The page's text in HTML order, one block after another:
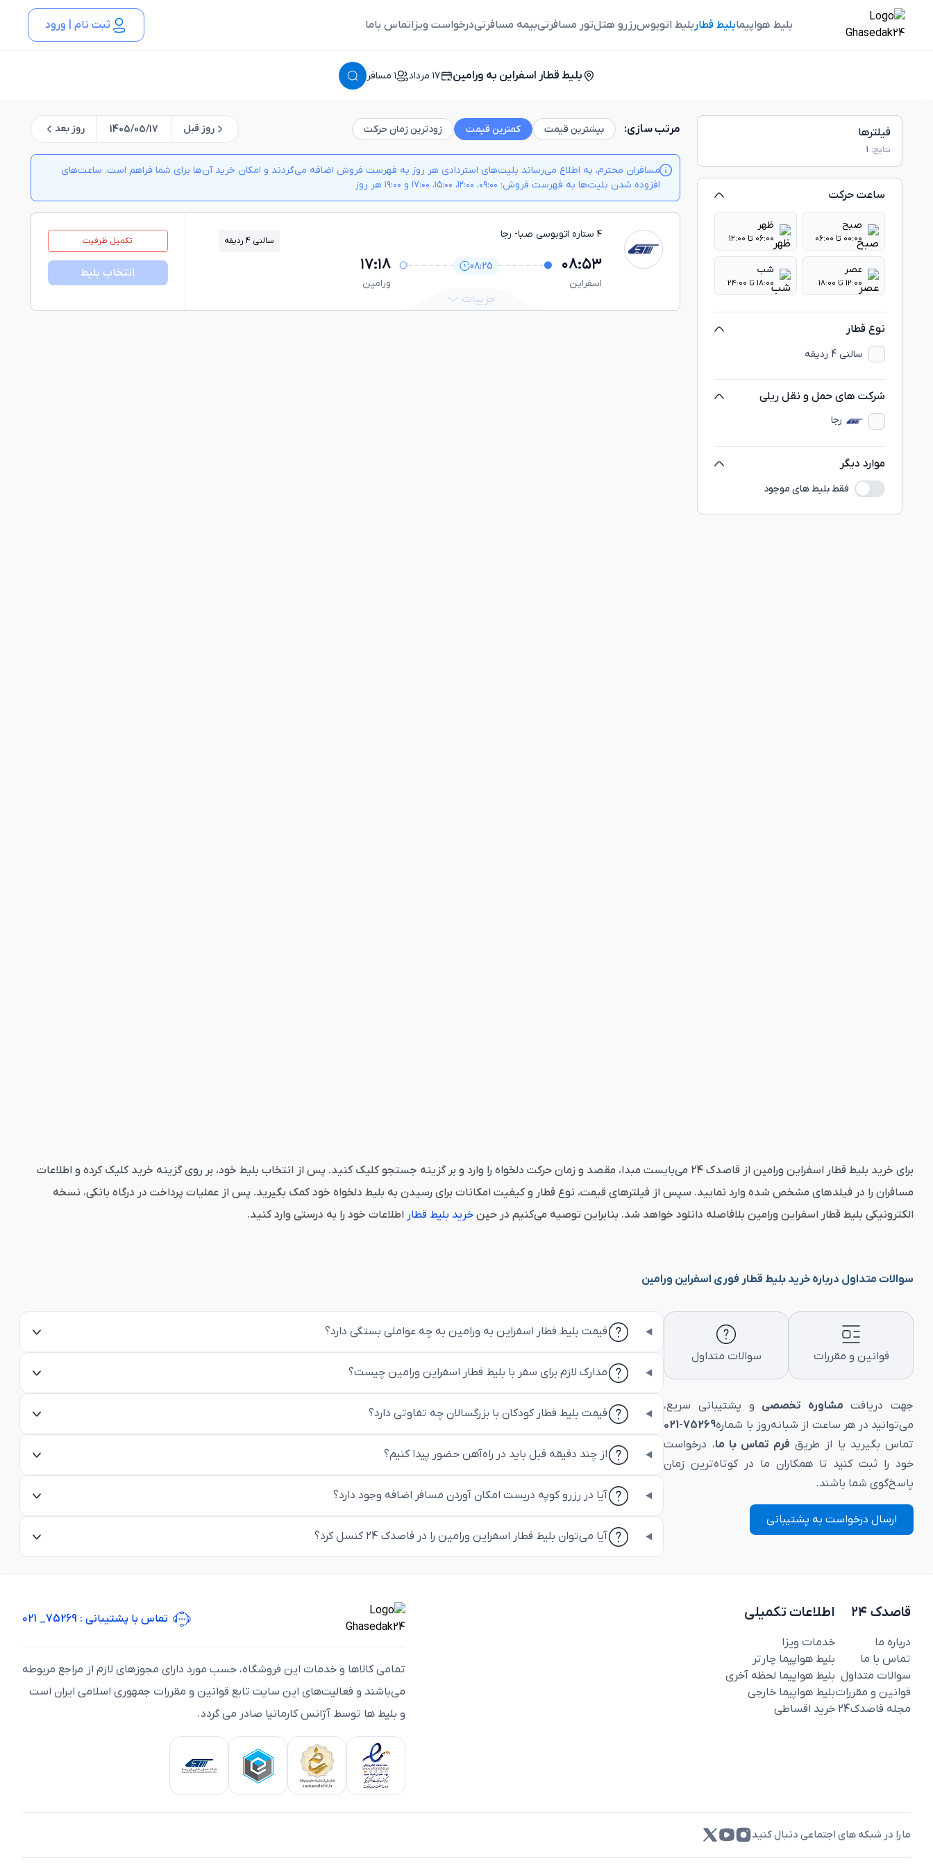
بلیط هواپیمابلیط قطاربلیط اتوبوسرزرو هتلتور مسافرتیبیمه مسافرتیدرخواست ویزاتماس باما ثبت نام | ورود
بلیط قطار اسفراین به ورامین ١٧ مرداد ١ مسافر
فیلترها
نتایج: 1
ساعت حرکت
صبح
۰۰:۰۰ تا ۰۶:۰۰
ظهر
۰۶:۰۰ تا ۱۲:۰۰
عصر
۱۲:۰۰ تا ۱۸:۰۰
شب
۱۸:۰۰ تا ۲۴:۰۰
نوع قطار
سالنی 4 ردیفه
شرکت های حمل و نقل ریلی
رجا
موارد دیگر
فقط بلیط های موجود
مرتب سازی: بیشترین قیمت کمترین قیمت زودترین زمان حرکت روز قبل 1405/05/17 روز بعد
مسافران محترم، به اطلاع می‌رساند بلیت‌های استردادی هر روز به فهرست فروش اضافه می‌گردند و امکان خرید آن‌ها برای شما فراهم است. ساعت‌های
افزوده شدن بلیت‌ها به فهرست فروش: ۰۹:۰۰، ۱۲:۰۰، ۱۵:۰۰، ۱۷:۰۰ و ۱۹:۰۰ هر روز
جزییات
۴ ستاره اتوبوسی صبا - رجا
۰۸:۵۳
اسفراين
08:25 ۱۷:۱۸
ورامين
سالنی 4 ردیفه تکمیل ظرفیت
انتخاب بلیط
برای خرید بلیط قطار اسفراین ورامین از قاصدک 24 می‌بایست مبدا، مقصد و زمان حرکت دلخواه را وارد و بر گزینه جستجو کلیک کنید. پس از انتخاب بلیط خود، بر روی گزینه خرید کلیک کرده و اطلاعات
مسافران را در فیلدهای مشخص شده وارد نمایید. سپس از فیلترهای قیمت، نوع قطار و کیفیت امکانات برای رسیدن به بلیط دلخواه خود کمک بگیرید. پس از عملیات پرداخت در درگاه بانکی، نسخه
الکترونیکی بلیط قطار اسفراین ورامین بلافاصله دانلود خواهد شد. بنابراین توصیه می‌کنیم در حین خرید بلیط قطار اطلاعات خود را به درستی وارد کنید.
سوالات متداول درباره خرید بلیط قطار فوری اسفراین ورامین
قوانین و مقررات سوالات متداول
جهت دریافت مشاوره تخصصی و پشتیبانی سریع،
می‌توانید در هر ساعت از شبانه‌روز با شماره75269-021
تماس بگیرید یا از طریق فرم تماس با ما، درخواست
خود را ثبت کنید تا همکاران ما در کوتاه‌ترین زمان
پاسخ‌گوی شما باشند.
ارسال درخواست به پشتیبانی
قیمت بلیط قطار اسفراین به ورامین به چه عواملی بستگی دارد؟
مدارک لازم برای سفر با بلیط قطار اسفراین ورامین چیست؟
قیمت بلیط قطار کودکان با بزرگسالان چه تفاوتی دارد؟
از چند دقیقه قبل باید در راه‌آهن حضور پیدا کنیم؟
آیا در رزرو کوپه دربست امکان آوردن مسافر اضافه وجود دارد؟
آیا می‌توان بلیط قطار اسفراین ورامین را در قاصدک 24 کنسل کرد؟
قاصدک ۲۴
درباره ما
تماس با ما
سوالات متداول
قوانین و مقررات
مجله قاصدک‌24
اطلاعات تکمیلی
خدمات ویزا
بلیط هواپیما چارتر
بلیط هواپیما لحظه آخری
بلیط هواپیما خارجی
خرید اقساطی
تماس با پشتیبانی : 75269_ 021
تمامی كالاها و خدمات اين فروشگاه، حسب مورد دارای مجوزهای لازم از مراجع مربوطه
می‌باشند و فعاليت‌های اين سايت تابع قوانين و مقررات جمهوری اسلامی ايران است
و بلیط ها توسط آژانس کارمانیا صادر می گردد.
مارا در شبکه های اجتماعی دنبال کنید